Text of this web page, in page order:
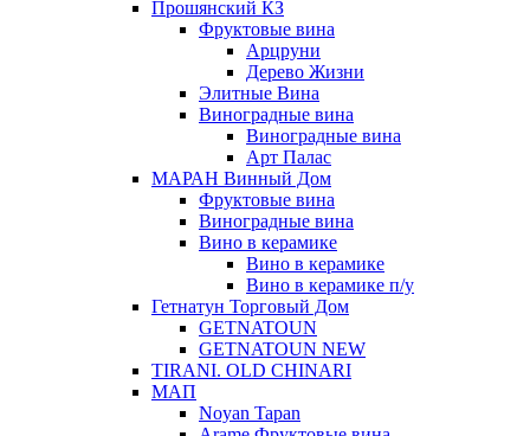
Прошянский КЗ
Фруктовые вина
Арцруни
Дерево Жизни
Элитные Вина
Виноградные вина
Виноградные вина
Арт Палас
МАРАН Винный Дом
Фруктовые вина
Виноградные вина
Вино в керамике
Вино в керамике
Вино в керамике п/у
Гетнатун Торговый Дом
GETNATOUN
GETNATOUN NEW
TIRANI. OLD CHINARI
МАП
Noyan Tapan